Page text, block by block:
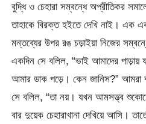
বুদ্ধি ও চেহারা সম্বন্ধে অপ্রীতিকর
তাহাকে বিরক্ত হইতে দেখি নাই। এক
মন্তব্যের উপর রঙ চড়াইয়া নিজের
একদিন সে বলিল, “ভাই আমাদের
আমার ডাক পড়ে। কেন জানিস?” আমরা
সে বলিল, “তা নয়। যখন আমসত্ত্ব
বার দুয়েক চেহারাখানা দেখিয়ে আসি।